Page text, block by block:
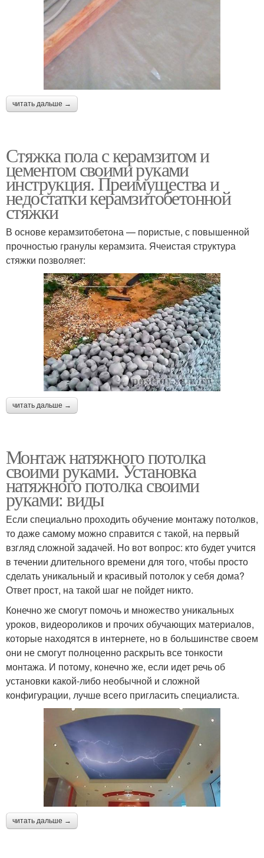
читать дальше →
Стяжка пола с керамзитом и
цементом своими руками
инструкция. Преимущества и
недостатки керамзитобетонной
стяжки
В основе керамзитобетона — пористые, с повышенной
прочностью гранулы керамзита. Ячеистая структура
стяжки позволяет:
читать дальше →
Монтаж натяжного потолка
своими руками. Установка
натяжного потолка своими
руками: виды
Если специально проходить обучение монтажу потолков,
то даже самому можно справится с такой, на первый
взгляд сложной задачей. Но вот вопрос: кто будет учится
в течении длительного времени для того, чтобы просто
сделать уникальный и красивый потолок у себя дома?
Ответ прост, на такой шаг не пойдет никто.
Конечно же смогут помочь и множество уникальных
уроков, видеороликов и прочих обучающих материалов,
которые находятся в интернете, но в большинстве своем
они не смогут полноценно раскрыть все тонкости
монтажа. И потому, конечно же, если идет речь об
установки какой-либо необычной и сложной
конфигурации, лучше всего пригласить специалиста.
читать дальше →